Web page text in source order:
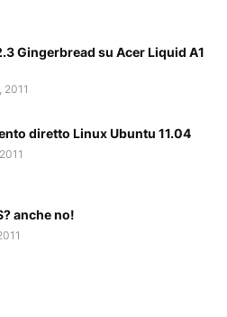
Gingerbread su Acer Liquid A1
2011
diretto Linux Ubuntu 11.04
anche no!